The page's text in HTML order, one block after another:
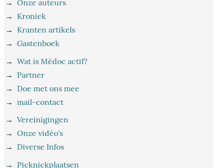
→Onze auteurs
→ Kroniek
→ Kranten artikels
→Gastenboek
→Wat is Médoc actif?
→ Partner
→ Doe met ons mee
→mail-contact
→Vereinigingen
→Onze vidéo's
→ Diverse Infos
→ Picknickplaatsen